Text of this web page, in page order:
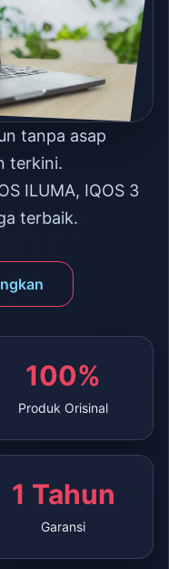
tanpa asap
terkini.
ILUMA, IQOS 3
terbaik.
100%
Produk Orisinal
1 Tahun
Garansi